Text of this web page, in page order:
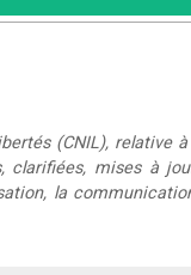
(CNIL), relative
mises à
la